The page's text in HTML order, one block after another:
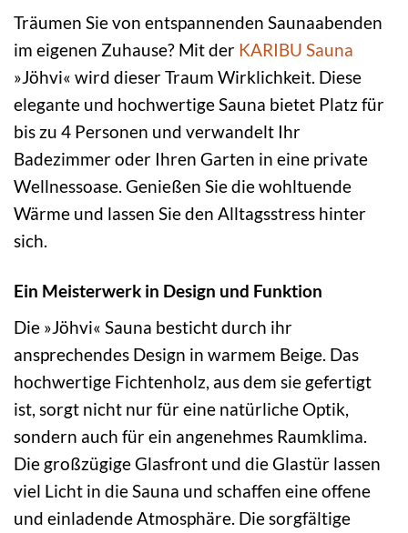
Träumen Sie von entspannenden Saunaabenden
im eigenen Zuhause? Mit der KARIBU Sauna
»Jöhvi« wird dieser Traum Wirklichkeit. Diese
elegante und hochwertige Sauna bietet Platz für
bis zu 4 Personen und verwandelt Ihr
Badezimmer oder Ihren Garten in eine private
Wellnessoase. Genießen Sie die wohltuende
Wärme und lassen Sie den Alltagsstress hinter
sich.
Ein Meisterwerk in Design und Funktion
Die »Jöhvi« Sauna besticht durch ihr
ansprechendes Design in warmem Beige. Das
hochwertige Fichtenholz, aus dem sie gefertigt
ist, sorgt nicht nur für eine natürliche Optik,
sondern auch für ein angenehmes Raumklima.
Die großzügige Glasfront und die Glastür lassen
viel Licht in die Sauna und schaffen eine offene
und einladende Atmosphäre. Die sorgfältige